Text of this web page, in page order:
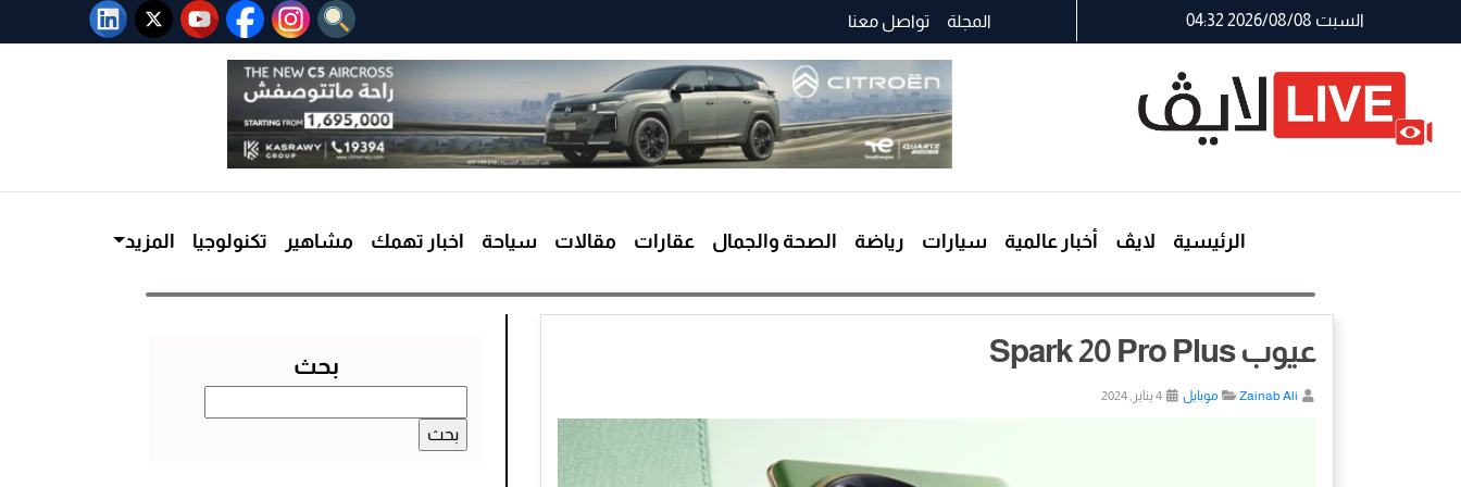
السبت 2026/08/08 04:32 المجلة تواصل معنا
الرئيسية لايڤ أخبار عالمية سيارات رياضة الصحة والجمال عقارات مقالات سياحة اخبار تهمك مشاهير تكنولوجيا المزيد
عيوب Spark 20 Pro Plus
Zainab Ali موبايل
بحث
عن: